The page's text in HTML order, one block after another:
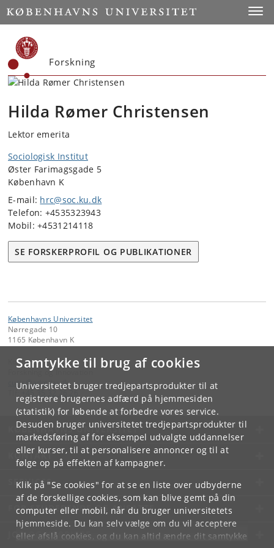
Samtykke til brug af cookies
Universitetet bruger tredjepartsprodukter til at
registrere brugernes adfærd på hjemmesiden
(statistik) for løbende at forbedre vores service.
Desuden bruger universitetet tredjepartsprodukter til
markedsføring af for eksempel udvalgte uddannelser
eller kurser, til at personalisere annoncer og til at
følge op på effekten af kampagner.
Klik på "Se cookies" for at se en liste over udbyderne
af de forskellige cookies, som kan blive gemt på din
computer eller mobil, når du bruger universitetets
hjemmeside. Du kan selv vælge om du vil acceptere
eller afslå cookies, og du kan altid ændre dit samtykke
Start
Forskning
Hilda Rømer Christensen
Lektor emerita
Sociologisk Institut
Øster Farimagsgade 5
København K
E-mail: hrc@soc.ku.dk
Telefon: +4535323943
Mobil: +4531214118
SE FORSKERPROFIL OG PUBLIKATIONER
Københavns Universitet
Nørregade 10
1165 København K
Kontakt:
Forskning og Innovation
curis@adm.ku.dk
KØBENHAVNS UNIVERSITET
KONTAKT
SERVICES
FOR STUDERENDE OG ANSATTE
JOB OG KARRIERE